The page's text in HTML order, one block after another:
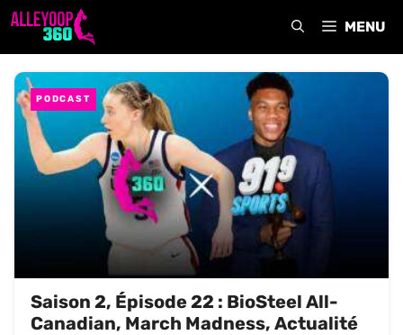
Aller
MENU
PODCAST
Saison 2, Épisode 22 : BioSteel All-
Canadian, March Madness, Actualité